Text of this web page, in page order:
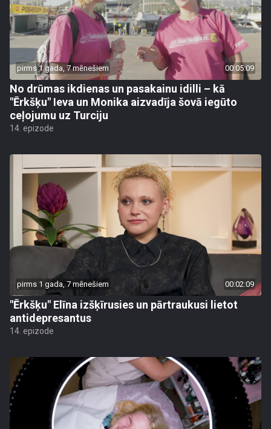
pirms 1 gada, 7 mēnešiem 00:05:09
No drūmas ikdienas un pasakainu idilli – kā
"Ērkšķu" Ieva un Monika aizvadīja šovā iegūto
ceļojumu uz Turciju
14. epizode
pirms 1 gada, 7 mēnešiem 00:02:09
"Ērkšķu" Elīna izšķīrusies un pārtraukusi lietot
antidepresantus
14. epizode